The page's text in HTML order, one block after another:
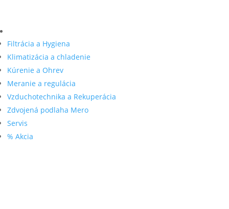
Filtrácia a Hygiena
Klimatizácia a chladenie
Kúrenie a Ohrev
Meranie a regulácia
Vzduchotechnika a Rekuperácia
Zdvojená podlaha Mero
Servis
% Akcia